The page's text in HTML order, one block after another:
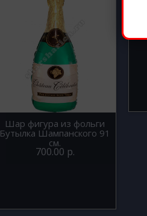
Шар фигура из фольги
Бутылка Шампанского 91
см.
700.00 р.